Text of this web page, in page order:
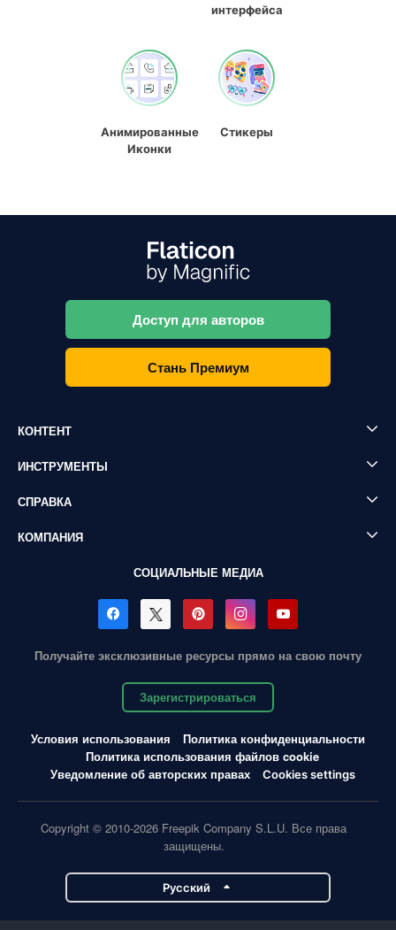
интерфейса
Анимированные
Иконки
Стикеры
Доступ для авторов
Стань Премиум
КОНТЕНТ
ИНСТРУМЕНТЫ
СПРАВКА
КОМПАНИЯ
СОЦИАЛЬНЫЕ МЕДИА
Получайте эксклюзивные ресурсы прямо на свою почту
Зарегистрироваться
Условия использования
Политика конфиденциальности
Политика использования файлов cookie
Уведомление об авторских правах
Cookies settings
Copyright © 2010-2026 Freepik Company S.L.U. Все права
защищены.
Pусский